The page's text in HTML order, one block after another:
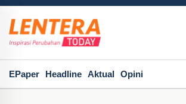
EPaper Headline Aktual Opini